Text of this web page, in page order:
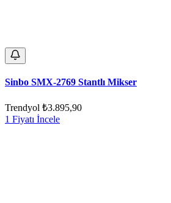
Sinbo SMX-2769 Stantlı Mikser
Trendyol ₺3.895,90
1 Fiyatı İncele